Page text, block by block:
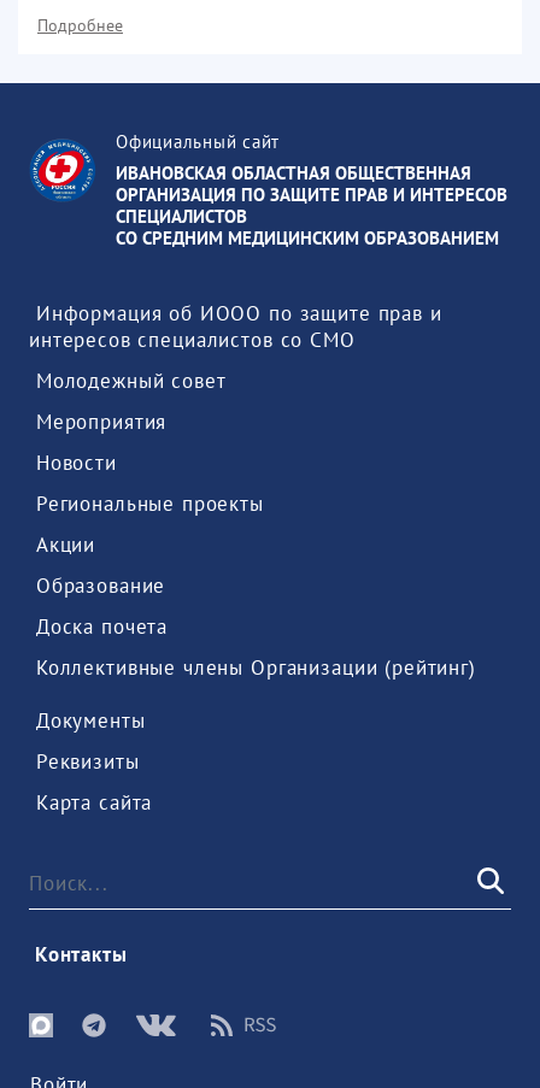
Подробнее
Официальный сайт
ИВАНОВСКАЯ ОБЛАСТНАЯ ОБЩЕСТВЕННАЯ
ОРГАНИЗАЦИЯ ПО ЗАЩИТЕ ПРАВ И ИНТЕРЕСОВ
СПЕЦИАЛИСТОВ
СО СРЕДНИМ МЕДИЦИНСКИМ ОБРАЗОВАНИЕМ
интересов специалистов со СМО
Молодежный совет
Мероприятия
Новости
Региональные проекты
Акции
Образование
Доска почета
Коллективные члены Организации (рейтинг)
Документы
Реквизиты
Карта сайта
Контакты